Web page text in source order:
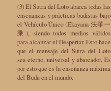
(3) El Sutra del Loto abarca todas las
enseñanzas y prácticas budistas bajo
el Vehículo Único (Ekayana 法華一
乘), siendo todos medios válidos
para alcanzar el Despertar. Esto hace
que el mensaje del Sutra del Loto
sea eterno, universal y abarcador. Es
por esto que es la enseñanza máxima
del Buda en el mundo.